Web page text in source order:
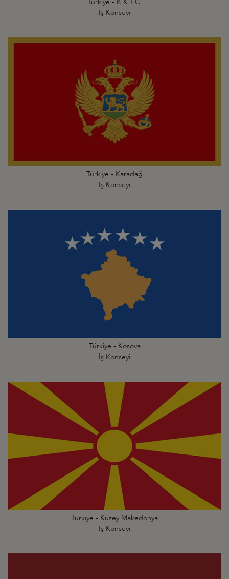
İş Konseyi
Türkiye - Karadağ
İş Konseyi
Türkiye - Kosova
İş Konseyi
Türkiye - Kuzey Makedonya
İş Konseyi